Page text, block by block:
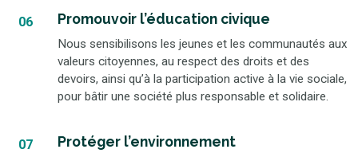
06 Promouvoir l’éducation civique
Nous sensibilisons les jeunes et les communautés aux
valeurs citoyennes, au respect des droits et des
devoirs, ainsi qu’à la participation active à la vie sociale,
pour bâtir une société plus responsable et solidaire.
07 Protéger l’environnement